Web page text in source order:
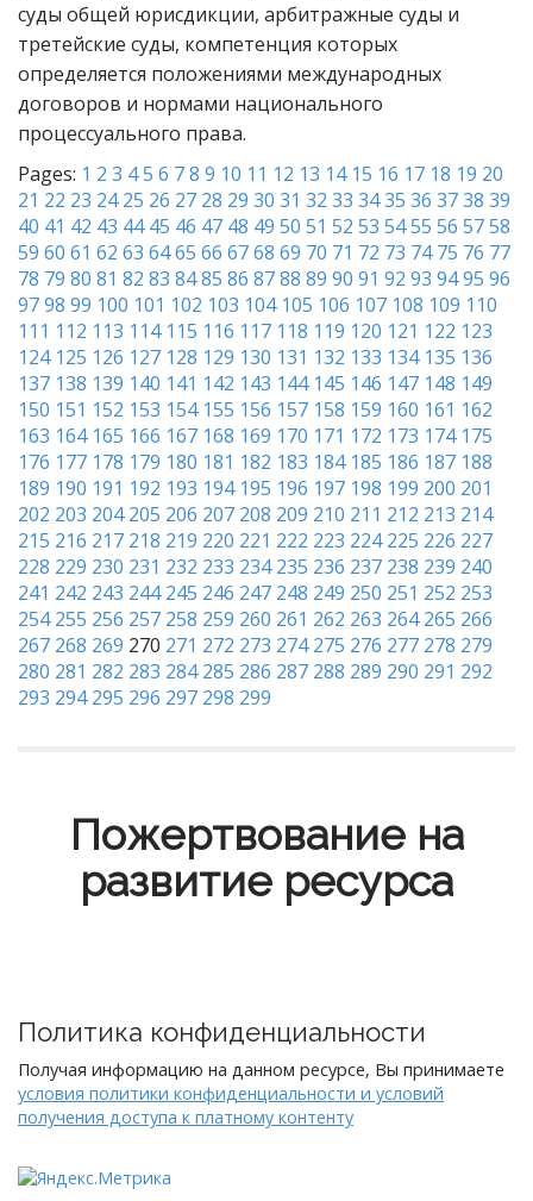
суды общей юрисдикции, арбитражные суды и
третейские суды, компетенция которых
определяется положениями международных
договоров и нормами национального
процессуального права.
Pages: 1 2 3 45 6 78 9 10 11 12 13 14 15 16 17 18 19 20
21 22 23 24 25 26 27 28 29 30 31 32 33 3435 36 3738 39
40 41 42 43 44 45 46 47 48 49 50 51 52 53 5455 56 5758
59 60 61 62 63 6465 66 6768 69 70 71 72 73 74 75 76 77
78 79 80 81 82 83 8485 86 8788 89 90 91 92 93 9495 96
9798 99 100 101 102 103 104 105 106 107 108 109 110
111 112 113 114 115 116 117 118 119 120 121 122 123
124 125 126 127 128 129 130 131 132 133 134 135 136
137 138 139 140 141 142 143 144 145 146 147 148 149
150 151 152 153 154 155 156 157 158 159 160 161 162
163 164 165 166 167 168 169 170 171 172 173 174 175
176 177 178 179 180 181 182 183 184 185 186 187 188
189 190 191 192 193 194 195 196 197 198 199 200 201
202 203 204 205 206 207 208 209 210 211 212 213 214
215 216 217 218 219 220 221 222 223 224 225 226 227
228 229 230 231 232 233 234 235 236 237 238 239 240
241 242 243 244 245 246 247 248 249 250 251 252 253
254 255 256 257 258 259 260 261 262 263 264 265 266
267 268 269 270 271 272 273 274 275 276 277 278 279
280 281 282 283 284 285 286 287 288 289 290 291 292
293 294 295 296 297 298 299
Пожертвование на
развитие ресурса
Политика конфиденциальности
Получая информацию на данном ресурсе, Вы принимаете
условия политики конфиденциальности и условий
получения доступа к платному контенту